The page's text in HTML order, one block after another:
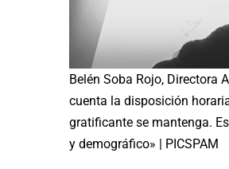
Belén Soba Rojo, Directora
cuenta la disposición
gratificante se mantenga.
y demográfico» | PICSPAM